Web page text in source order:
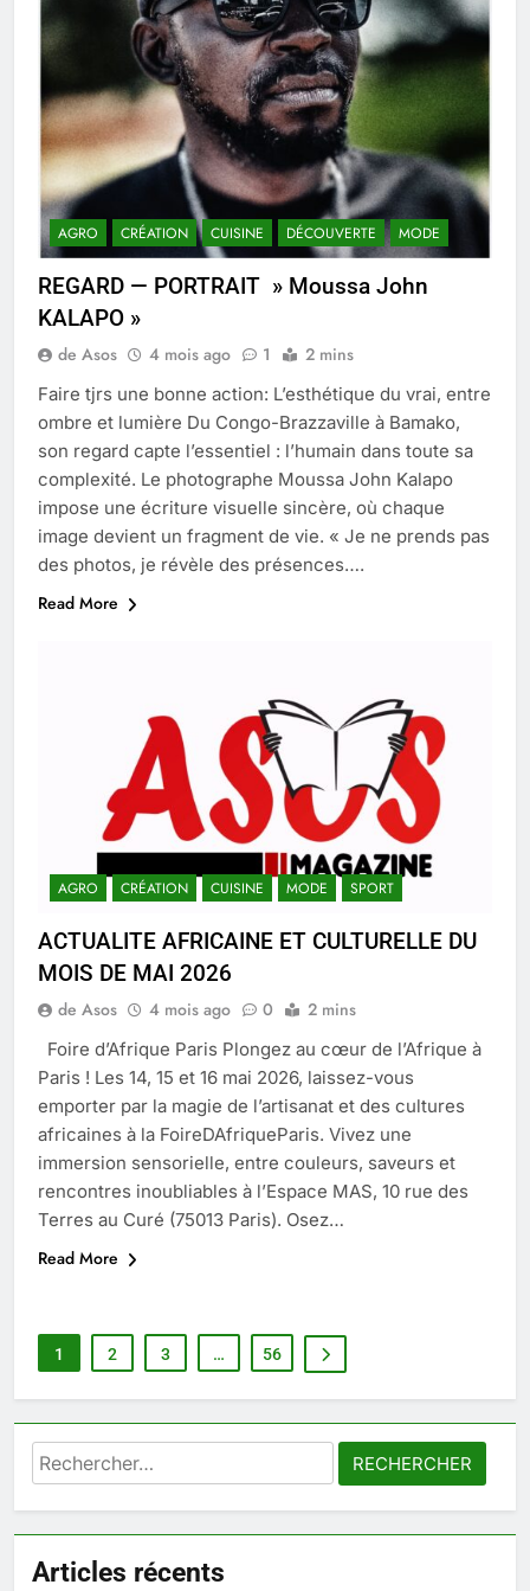
AGRO CRÉATION CUISINE DÉCOUVERTE MODE
REGARD — PORTRAIT » Moussa John
KALAPO »
de Asos 4 mois ago 1 2 mins
Faire tjrs une bonne action: L’esthétique du vrai, entre
ombre et lumière Du Congo-Brazzaville à Bamako,
son regard capte l’essentiel : l’humain dans toute sa
complexité. Le photographe Moussa John Kalapo
impose une écriture visuelle sincère, où chaque
image devient un fragment de vie. « Je ne prends pas
des photos, je révèle des présences….
Read More
AGRO CRÉATION CUISINE MODE SPORT
ACTUALITE AFRICAINE ET CULTURELLE DU
MOIS DE MAI 2026
de Asos 4 mois ago 0 2 mins
Foire d’Afrique Paris Plongez au cœur de l’Afrique à
Paris ! Les 14, 15 et 16 mai 2026, laissez-vous
emporter par la magie de l’artisanat et des cultures
africaines à la FoireDAfriqueParis. Vivez une
immersion sensorielle, entre couleurs, saveurs et
rencontres inoubliables à l’Espace MAS, 10 rue des
Terres au Curé (75013 Paris). Osez…
Read More
1 2 3 … 56
Rechercher :
Articles récents